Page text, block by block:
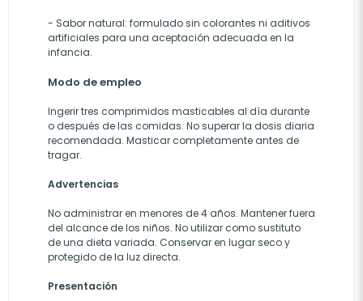
- Sabor natural: formulado sin colorantes ni aditivos
artificiales para una aceptación adecuada en la
infancia.
Modo de empleo
Ingerir tres comprimidos masticables al día durante
o después de las comidas. No superar la dosis diaria
recomendada. Masticar completamente antes de
tragar.
Advertencias
No administrar en menores de 4 años. Mantener fuera
del alcance de los niños. No utilizar como sustituto
de una dieta variada. Conservar en lugar seco y
protegido de la luz directa.
Presentación